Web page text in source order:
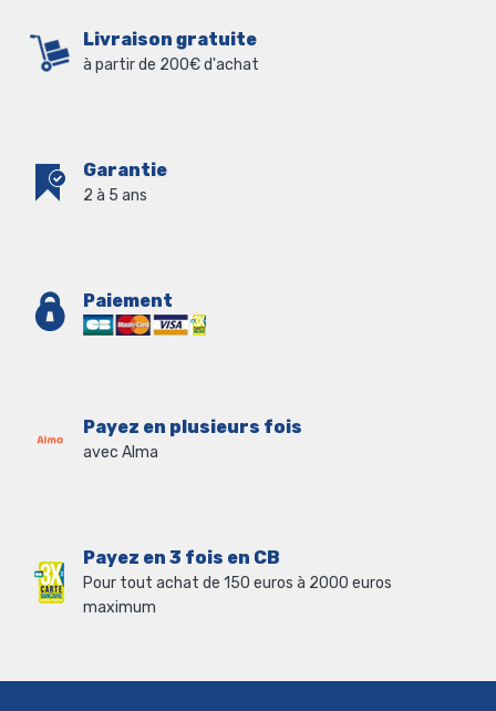
Livraison gratuite
à partir de 200€ d'achat
Garantie
2 à 5 ans
Paiement
Payez en plusieurs fois
avec Alma
Payez en 3 fois en CB
Pour tout achat de 150 euros à 2000 euros
maximum